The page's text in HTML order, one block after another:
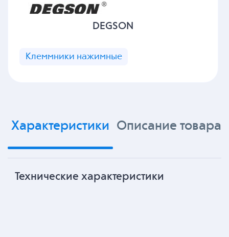
DEGSON
Клеммники нажимные
Характеристики Описание товара
Технические характеристики